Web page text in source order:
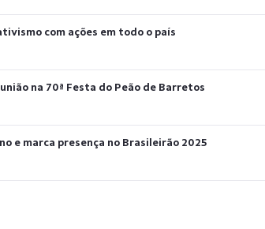
com ações em todo o país
na 70ª Festa do Peão de Barretos
e marca presença no Brasileirão 2025